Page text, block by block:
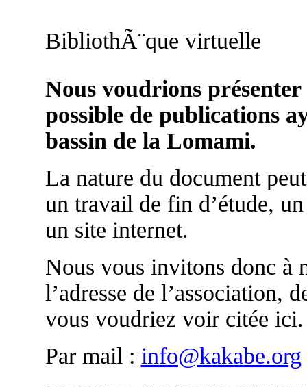
BibliothÃ¨que virtuelle
Nous voudrions
possible de publications
bassin de la Lomami.
La nature du document
un travail de fin d’étude,
un site internet.
Nous vous invitons donc à
l’adresse de l’association,
vous voudriez voir citée ici.
Par mail : info@kakabe.org